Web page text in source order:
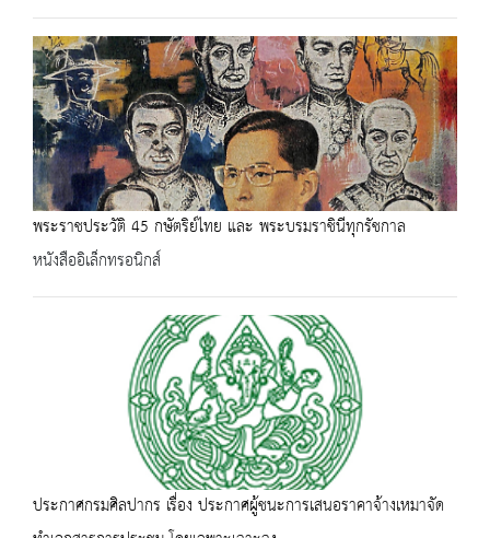
พระราชประวัติ 45 กษัตริย์ไทย และ พระบรมราชินีทุกรัชกาล
หนังสืออิเล็กทรอนิกส์
ประกาศกรมศิลปากร เรื่อง ประกาศผู้ชนะการเสนอราคาจ้างเหมาจัด